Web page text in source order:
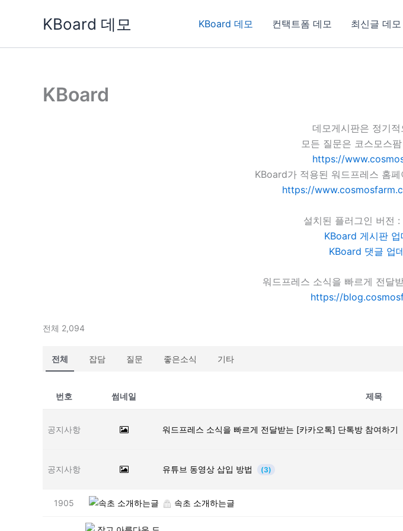
KBoard 데모 KBoard 데모 컨택트폼 데모 최신글 데모
KBoard
데모게시판은 정기
모든 질문은 코스모스
https://
KBoard가 적용된 워드프레스 홈
https://
설치된 플러그인 버전
KBoard 게시판
KBoard 댓글 업
워드프레스 소식을 빠르게 전달
https://
전체 2,094
전체 잡담 질문 좋은소식 기타
번호 썸네일 제목
공지사항 워드프레스 소식을 빠르게 전달받는 [카카오톡] 단톡방 참여하기
공지사항 유튜브 동영상 삽입 방법 (3)
1905 속초 소개하는글